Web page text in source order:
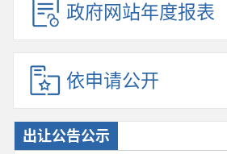
政府网站年度报表
依申请公开
出让公告公示